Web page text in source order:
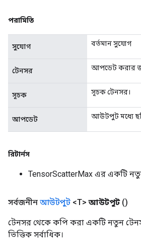
পরামিতি
সুযোগ বর্তমান সুযোগ
টেনসর আপডেট করার
সূচক সূচক টেনসর।
আপডেট আউটপুট মধ্যে
রিটার্নস
TensorScatterMax এর একটি
সর্বজনীন আউটপুট <T> আউটপুট ()
টেনসর থেকে কপি করা একটি নতুন
ভিত্তিক সর্বাধিক।